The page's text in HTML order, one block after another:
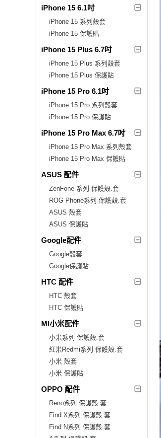
iPhone 15 6.1吋
iPhone 15 系列殼套
iPhone 15 保護貼
iPhone 15 Plus 6.7吋
iPhone 15 Plus 系列殼套
iPhone 15 Plus 保護貼
iPhone 15 Pro 6.1吋
iPhone 15 Pro 系列殼套
iPhone 15 Pro 保護貼
iPhone 15 Pro Max 6.7吋
iPhone 15 Pro Max 系列殼套
iPhone 15 Pro Max 保護貼
ASUS 配件
ZenFone 系列 保護殼.套
ROG Phone系列 保護殼.套
ASUS 殼套
ASUS 保護貼
Google配件
Google殼套
Google保護貼
HTC 配件
HTC 殼套
HTC 保護貼
MI小米配件
小米系列 保護殼.套
紅米Redmi系列 保護殼.套
小米 殼套
小米 保護貼
OPPO 配件
Reno系列 保護殼.套
Find X系列 保護殼.套
Find N系列 保護殼.套